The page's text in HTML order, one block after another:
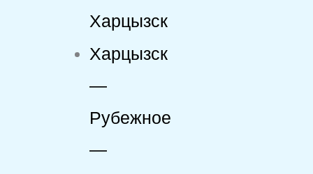
Харцызск
Харцызск
—
Рубежное
—